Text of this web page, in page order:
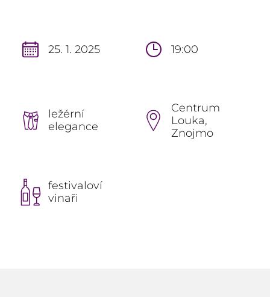
25. 1. 2025 19:00
ležérní
elegance
Centrum
Louka,
Znojmo
festivaloví
vinaři